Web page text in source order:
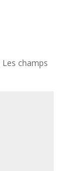
Les champs